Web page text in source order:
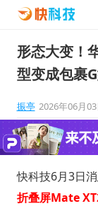
形态大变！
型变成包裹
振亭 2026年06月03
快科技6月3日
折叠屏Mate